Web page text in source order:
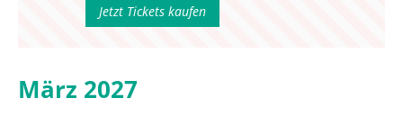
Jetzt Tickets kaufen
März 2027